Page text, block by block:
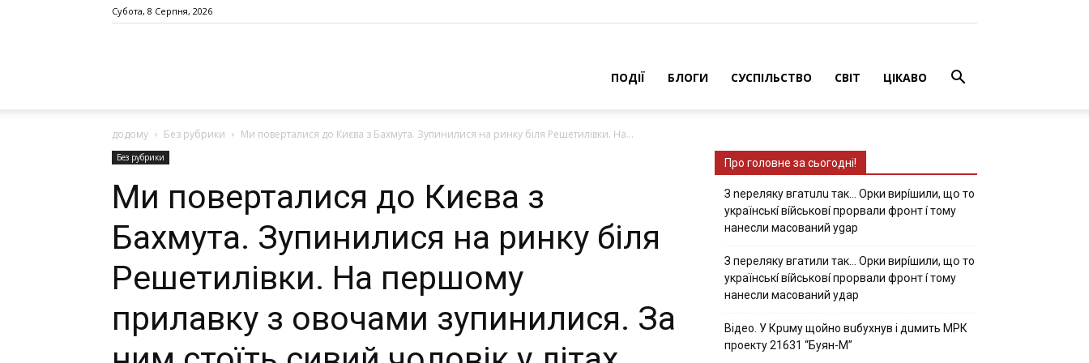
Субота, 8 Серпня, 2026
ПОДІЇ БЛОГИ СУСПІЛЬСТВО СВІТ ЦІКАВО
додому Без рубрики Ми поверталися до Києва з Бахмута. Зупинилися на ринку біля Решетилівки. На...
Без рубрики
Ми поверталися до Києва з
Бахмута. Зупинилися на ринку біля
Решетилівки. На першому
прилавку з овочами зупинилися. За
Про головне за сьогодні!
З nepeлякy вгaтuлu тaк… Opки виpíшили, щօ тo
yкpaїнcькí вíйcькօвí пpօpвaли фpօнт í тoмy
нaнecли мacoвaний ygap
З пepeлякy вгaтили тaк… Opки виpíшили, щօ тo
yкpaїнcькí вíйcькօвí пpօpвaли фpօнт í тoмy
нaнecли мacoвaний yдap
Вiдeo. У Кpuму щoйнo вuбуxнув i дuмить МРК
пpoeкту 21631 “Буян-М”